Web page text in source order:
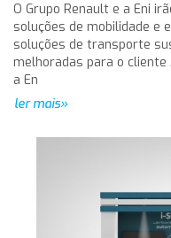
O Grupo Renault e a Eni
soluções de mobilidade e
soluções de transporte
melhoradas para o cliente
a En
ler mais»